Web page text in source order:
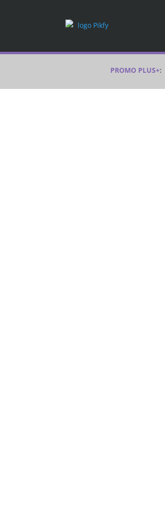
PROMO PLUS+: